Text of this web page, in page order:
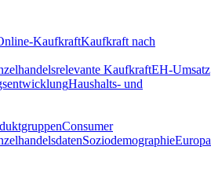
KaufkraftKaufkraft nach
KaufkraftEH-Umsatz
Haushalts- und
Consumer
SoziodemographieEuropa